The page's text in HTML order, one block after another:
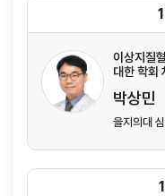
이상지질
대한 학회
박상민
을지의대